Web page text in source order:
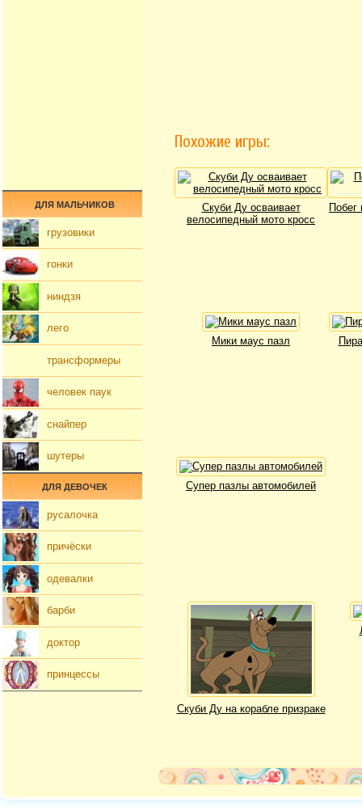
Похожие игры:
Скуби Ду осваивает
велосипедный мото кросс
Побег
Мики маус пазл
Супер пазлы автомобилей
Скуби Ду на корабле призраке
ДЛЯ МАЛЬЧИКОВ
грузовики
гонки
ниндзя
лего
трансформеры
человек паук
снайпер
шутеры
ДЛЯ ДЕВОЧЕК
русалочка
причёски
одевалки
барби
доктор
принцессы